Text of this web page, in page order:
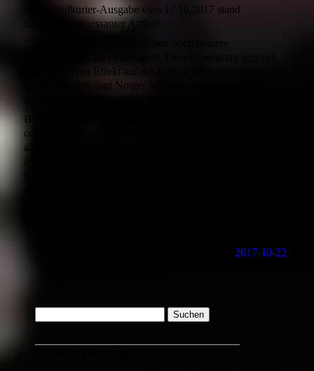
In der Südkurier-Ausgabe vom 17.10.2017 stand
folgender, interessanter Artikel:
“Tanzen hat auf ältere Menschen noch bessere
einen positiven Effekt auf das Gehirn habe, sei zwar schon
länger bekannt, sagt Notger Müller vom Magdeburger
Bei gleichförmigen Sportarten wie Walking, Schwimmen
oder Fahrradfahren auf dem Heimtrainer sei das Gehirn
allerdings weniger aktiv als beim Tanzen, wo man sich
immer wieder neue Schrittfolgen merken müsse. Es sei die
2017-10-22
nach: